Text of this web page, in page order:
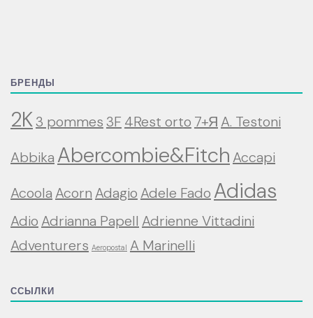
БРЕНДЫ
2K3 pommes3F 4Rest orto 7+Я A. Testoni
Abbika Abercombie&Fitch Accapi
Acoola Acorn Adagio Adele Fado Adidas
Adio Adrianna Papell Adrienne Vittadini
Adventurers Aeropostal A Marinelli
ССЫЛКИ